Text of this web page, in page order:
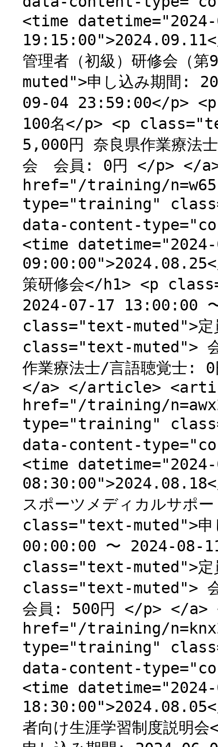
<time
管理者（初級）研修会
muted">申し込み期間:
09-04 23:59:00</p>
100名</p> <p
5,000円 奈良県作業療法
会 会員: 0円 </p> </
href="/training/
type="training"
data-content-
<time
策研修会</h1> <p
2024-07-17 13:00:00
class="text-muted">定
class="text-muted">
作業療法士/言語聴覚士:
</a> </article>
href="/training/
type="training"
data-content-
<time
スポーツメディカルサポ
class="text-muted">申
00:00:00 〜 2024-08-
class="text-muted">定
class="text-muted">
会員: 500円 </p> </
href="/training/
type="training"
data-content-
<time
者向け生涯学習制度説